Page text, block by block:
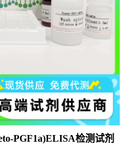
PGF1a)ELISA检测试剂